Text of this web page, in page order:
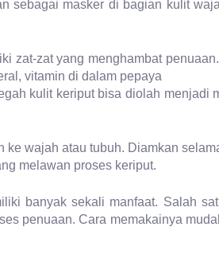
sebagai masker di bagian kulit
zat-zat yang menghambat
vitamin di dalam pepaya
kulit keriput bisa diolah menjadi
wajah atau tubuh. Diamkan
melawan proses keriput.
banyak sekali manfaat. Salah
penuaan. Cara memakainya